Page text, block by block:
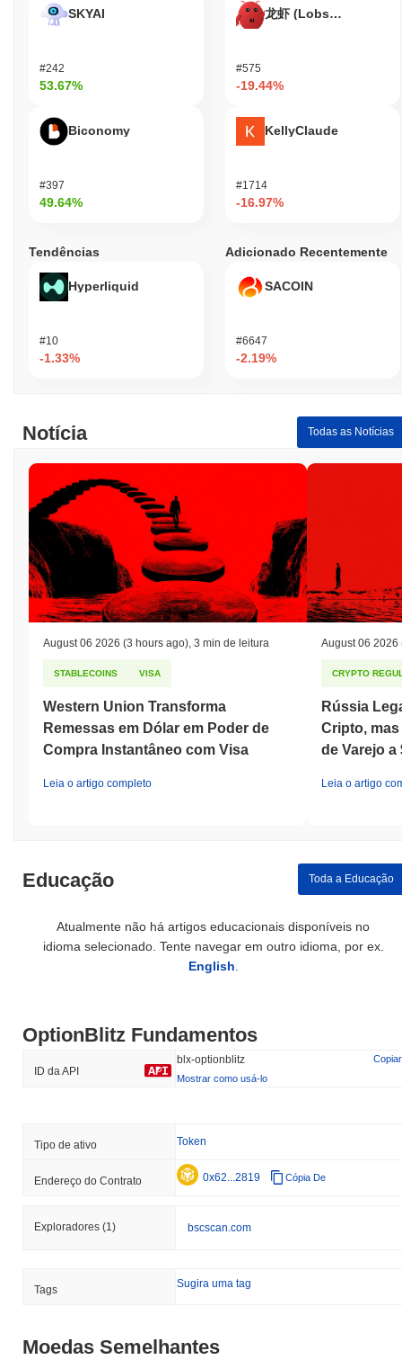
SKYAI
#242
53.67%
Biconomy
#397
49.64%
龙虾 (Lobster)
#575
-19.44%
KellyClaude
#1714
-16.97%
Tendências
Hyperliquid
#10
-1.33%
Adicionado Recentemente
SACOIN
#6647
-2.19%
Notícia Todas as Notícias
August 06 2026 (3 hours ago) 3 min de leitura
STABLECOINS VISA
Western Union Transforma
Remessas em Dólar em Poder de
Compra Instantâneo com Visa
Leia o artigo completo
August 06 2026
CRYPTO
Rússia
Cripto,
de Varejo a
Leia o artigo
Educação Toda a Educação
Atualmente não há artigos educacionais disponíveis no
idioma selecionado. Tente navegar em outro idioma, por ex.
English
OptionBlitz Fundamentos
ID da API
blx-optionblitz
Copiar
Mostrar como usá-lo
Tipo de ativo Token
Endereço do Contrato 0x62...2819 Cópia De
Exploradores (1) bscscan.com
Tags Sugira uma tag
Moedas Semelhantes